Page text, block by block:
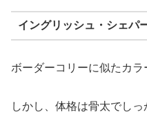
イングリッシュ・シェパ
ボーダーコリーに似たカラ
しかし、体格は骨太でしっ